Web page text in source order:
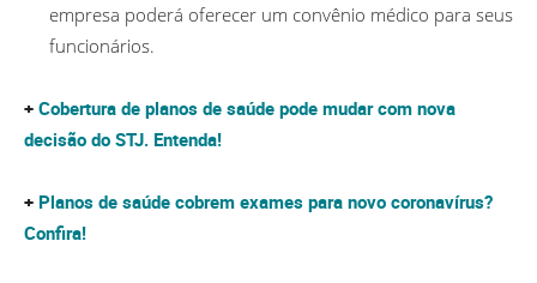
empresa poderá oferecer um convênio médico para seus
funcionários.
+ Cobertura de planos de saúde pode mudar com nova
decisão do STJ. Entenda!
+ Planos de saúde cobrem exames para novo coronavírus?
Confira!